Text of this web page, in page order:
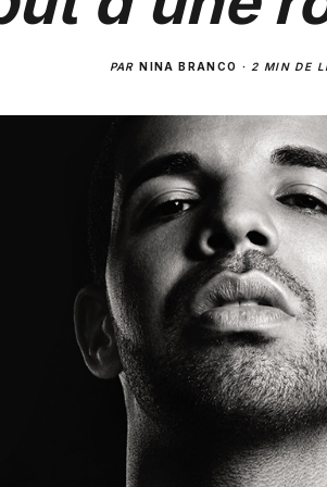
PARNINA BRANCO · 2 MIN DE